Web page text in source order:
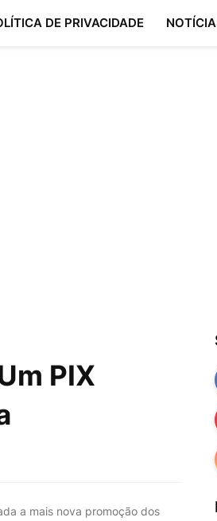
DE PRIVACIDADE
PIX
a mais nova promoção dos